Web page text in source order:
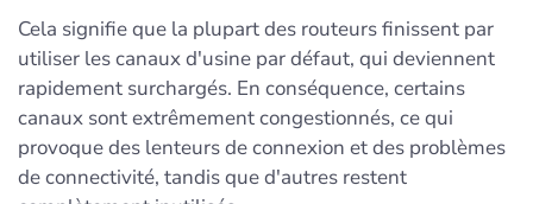
Cela signifie que la plupart des routeurs finissent par
utiliser les canaux d'usine par défaut, qui deviennent
rapidement surchargés. En conséquence, certains
canaux sont extrêmement congestionnés, ce qui
provoque des lenteurs de connexion et des problèmes
de connectivité, tandis que d'autres restent